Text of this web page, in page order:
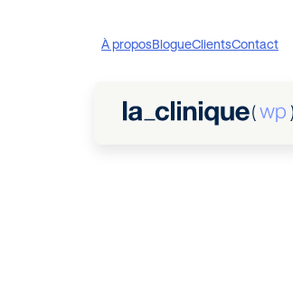
À proposBlogueClientsContact